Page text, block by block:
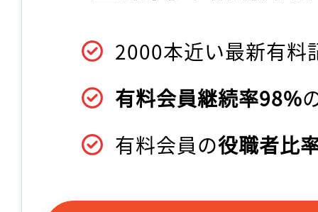
2000本近い最新有料
有料会員継続率98%
有料会員の役職者比